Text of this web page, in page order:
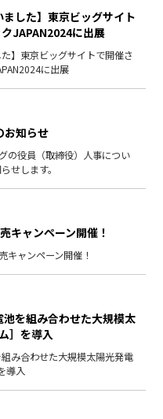
ました】東京ビッグサイト
JAPAN2024に出展
】東京ビッグサイトで開催さ
に出展
お知らせ
の役員（取締役）人事につい
せします。
キャンペーン開催！
キャンペーン開催！
を組み合わせた大規模太
］を導入
み合わせた大規模太陽光発電
導入